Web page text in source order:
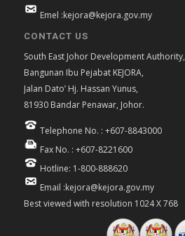
Emel :kejora@kejora.gov.my
CONTACT US
South East Johor Development Authority,
Bangunan Ibu Pejabat KEJORA,
Jalan Dato’ Hj. Hassan Yunus,
81930 Bandar Penawar, Johor.
Telephone No. : +607-8843000
Fax No. : +607-8221600
Hotline: 1-800-888620
Email :kejora@kejora.gov.my
Best viewed with resolution 1024 X 768